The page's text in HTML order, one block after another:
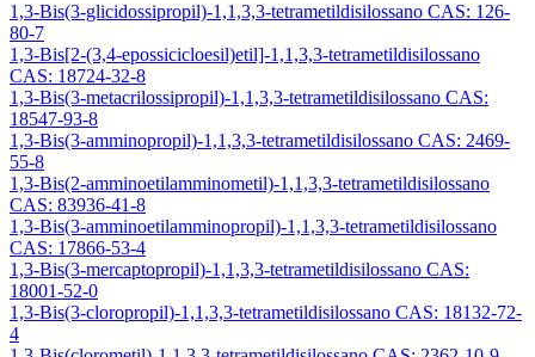
1,3-Bis(3-glicidossipropil)-1,1,3,3-tetrametildisilossano CAS: 126-
80-7
1,3-Bis[2-(3,4-epossicicloesil)etil]-1,1,3,3-tetrametildisilossano
CAS: 18724-32-8
1,3-Bis(3-metacrilossipropil)-1,1,3,3-tetrametildisilossano CAS:
18547-93-8
1,3-Bis(3-amminopropil)-1,1,3,3-tetrametildisilossano CAS: 2469-
55-8
1,3-Bis(2-amminoetilamminometil)-1,1,3,3-tetrametildisilossano
CAS: 83936-41-8
1,3-Bis(3-amminoetilamminopropil)-1,1,3,3-tetrametildisilossano
CAS: 17866-53-4
1,3-Bis(3-mercaptopropil)-1,1,3,3-tetrametildisilossano CAS:
18001-52-0
1,3-Bis(3-cloropropil)-1,1,3,3-tetrametildisilossano CAS: 18132-72-
4